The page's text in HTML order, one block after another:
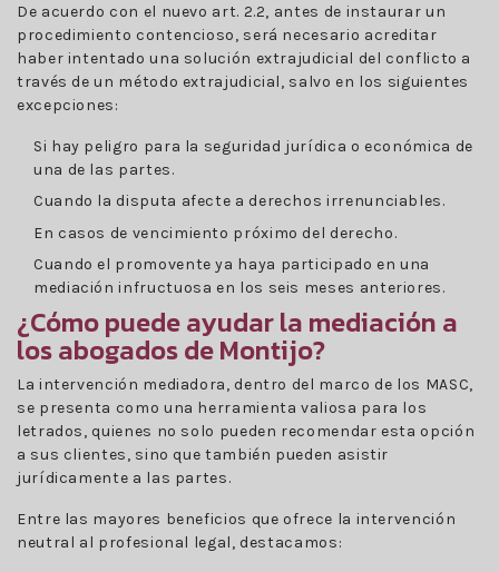
De acuerdo con el nuevo art. 2.2, antes de instaurar un
procedimiento contencioso, será necesario acreditar
haber intentado una solución extrajudicial del conflicto a
través de un método extrajudicial, salvo en los siguientes
excepciones:
Si hay peligro para la seguridad jurídica o económica de
una de las partes.
Cuando la disputa afecte a derechos irrenunciables.
En casos de vencimiento próximo del derecho.
Cuando el promovente ya haya participado en una
mediación infructuosa en los seis meses anteriores.
¿Cómo puede ayudar la mediación a
los abogados de Montijo?
La intervención mediadora, dentro del marco de los MASC,
se presenta como una herramienta valiosa para los
letrados, quienes no solo pueden recomendar esta opción
a sus clientes, sino que también pueden asistir
jurídicamente a las partes.
Entre las mayores beneficios que ofrece la intervención
neutral al profesional legal, destacamos: